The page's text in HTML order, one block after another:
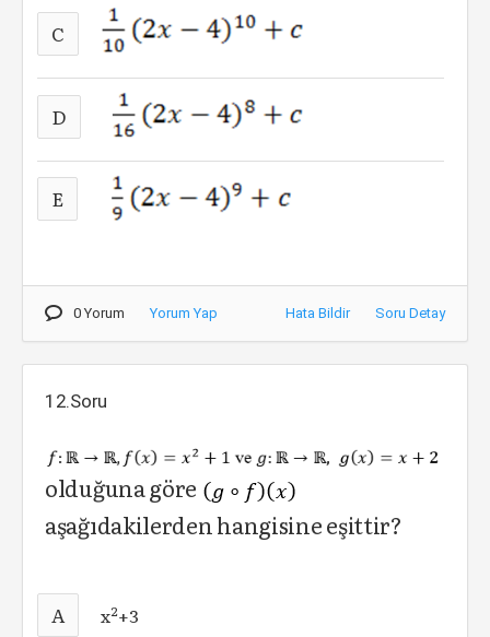
C
D
E
0 Yorum Yorum Yap Hata Bildir Soru Detay
12.Soru
olduğuna göre
aşağıdakilerden hangisine eşittir?
A x2+3